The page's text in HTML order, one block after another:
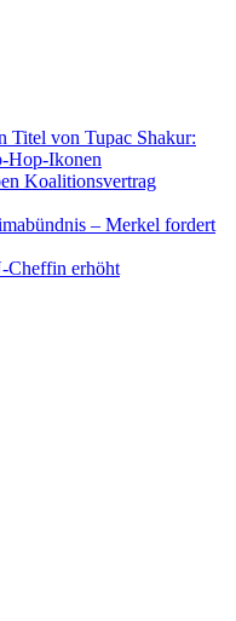
Titel von Tupac Shakur:
Hop-Ikonen
Koalitionsvertrag
– Merkel fordert
Cheffin erhöht